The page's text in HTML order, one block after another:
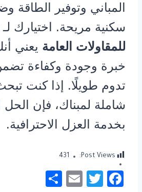
المباني وتوفير الطاقة
سكنية مريحة. اختيارك لـ
للمقاولات العامة يعني
خبرة وجودة وكفاءة
تدوم طويلًا. إذا كنت
شاملة لمبناك، فإن الحل
بخدمة العزل الاحترافية.
Post Views:
431
Fa
T
E